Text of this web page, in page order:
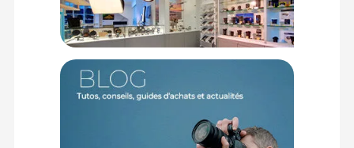
sur les produits de moins de 1m et moins de 20Kg.
(2) Sous réserve d'éligibilité.
(3) Nombre de points Fidélité estimés, hors remises au panier, basé